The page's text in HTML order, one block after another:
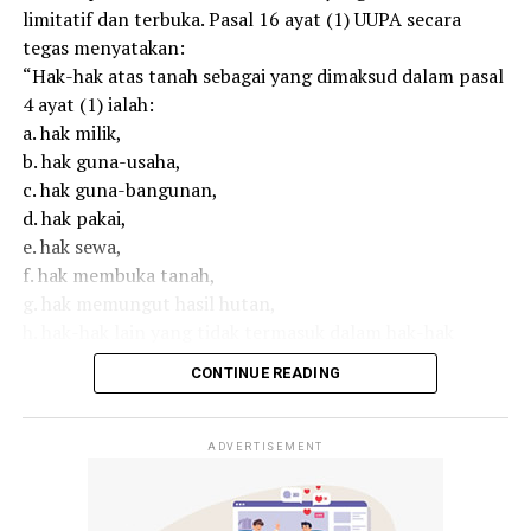
limitatif dan terbuka. Pasal 16 ayat (1) UUPA secara
tegas menyatakan:
“Hak-hak atas tanah sebagai yang dimaksud dalam pasal
4 ayat (1) ialah:
a. hak milik,
b. hak guna-usaha,
c. hak guna-bangunan,
d. hak pakai,
e. hak sewa,
f. hak membuka tanah,
tersebut di atas yang akan ditetapkan dengan undang-
undang serta hak-hak yang sifatnya sementara sebagai
yang disebutkan dalam pasal 53.”
UUPA membagi hak atas tanah menjadi 3 kelompok:
Hak tetap (berlaku selama UUPA masih berlaku).
CONTINUE READING
ADVERTISEMENT